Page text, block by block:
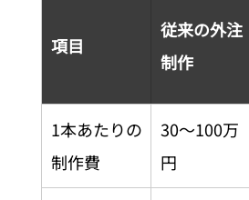
項目
従来の外注
制作
1本あたりの
制作費
30〜100万
円